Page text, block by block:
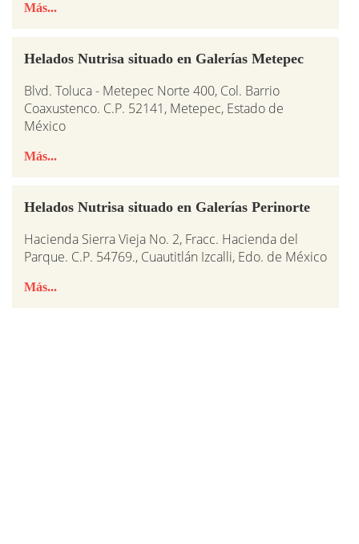
Más...
Helados Nutrisa situado en Galerías Metepec
Blvd. Toluca - Metepec Norte 400, Col. Barrio
Coaxustenco. C.P. 52141, Metepec, Estado de
México
Más...
Helados Nutrisa situado en Galerías Perinorte
Hacienda Sierra Vieja No. 2, Fracc. Hacienda del
Parque. C.P. 54769., Cuautitlán Izcalli, Edo. de México
Más...